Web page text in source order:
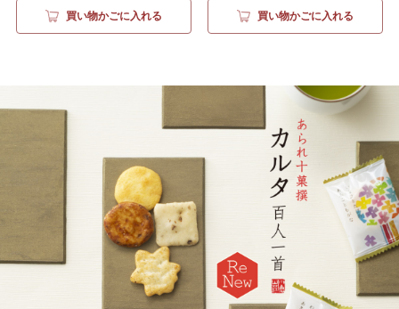
買い物かごに入れる 買い物かごに入れる